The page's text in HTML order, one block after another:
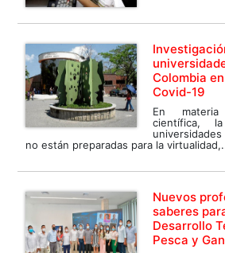
Colombia
Covid-19
En
científica,
no están preparadas para la
Nuevos
saberes
Desarrollo
Pesca y